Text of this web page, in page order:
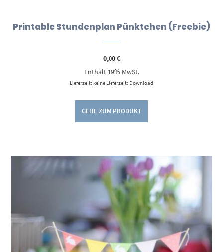
Printable Stundenplan Pünktchen (Freebie)
0,00€
Enthält 19% MwSt.
Lieferzeit: keine Lieferzeit: Download
GEHE ZUM PRODUKT